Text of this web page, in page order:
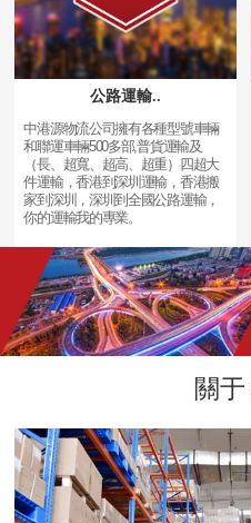
公路運輸..
中港源物流公司擁有各種型號車輛
和聯運車輛500多部,普貨運輸及
（長、超寬、超高、超重）四超大
件運輸，香港到深圳運輸，香港搬
家到深圳，深圳到全國公路運輸，
你的運輸我的專業。
關于